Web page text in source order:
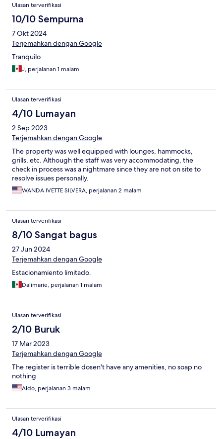
Ulasan terverifikasi
10/10 Sempurna
7 Okt 2024
Terjemahkan dengan Google
Tranquilo
J, perjalanan 1 malam
Ulasan terverifikasi
4/10 Lumayan
2 Sep 2023
Terjemahkan dengan Google
The property was well equipped with lounges, hammocks,
grills, etc. Although the staff was very accommodating, the
check in process was a nightmare since they are not on site to
resolve issues personally.
WANDA IVETTE SILVERA, perjalanan 2 malam
Ulasan terverifikasi
8/10 Sangat bagus
27 Jun 2024
Terjemahkan dengan Google
Estacionamiento limitado.
Dalimarie, perjalanan 1 malam
Ulasan terverifikasi
2/10 Buruk
17 Mar 2023
Terjemahkan dengan Google
The register is terrible dosen't have any amenities, no soap no
nothing
Aldo, perjalanan 3 malam
Ulasan terverifikasi
4/10 Lumayan